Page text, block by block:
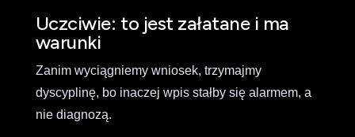
Uczciwie: to jest załatane i ma
warunki
Zanim wyciągniemy wniosek, trzymajmy
dyscyplinę, bo inaczej wpis stałby się alarmem, a
nie diagnozą.